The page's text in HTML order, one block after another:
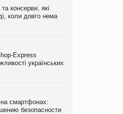
консерви, які
коли довго нема
Express
українських
смартфонах:
безопасности